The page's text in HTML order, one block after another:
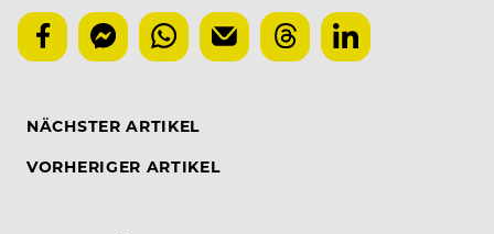
NÄCHSTER ARTIKEL
VORHERIGER ARTIKEL